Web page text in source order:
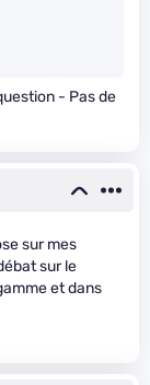
- Pas de
sur mes
sur le
et dans